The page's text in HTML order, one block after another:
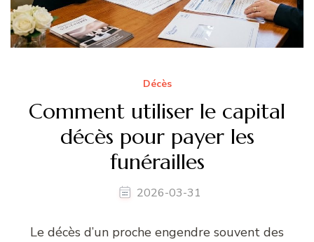
Décès
Comment utiliser le capital
décès pour payer les
funérailles
2026-03-31
Le décès d’un proche engendre souvent des